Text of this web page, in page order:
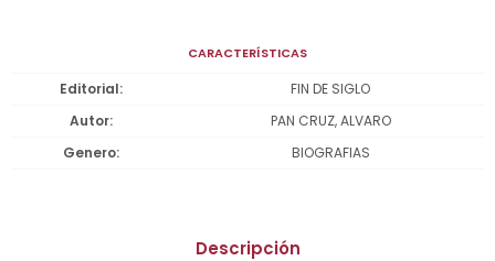
CARACTERÍSTICAS
Editorial
FIN DE SIGLO
Autor
PAN CRUZ, ALVARO
Genero
BIOGRAFIAS
Descripción